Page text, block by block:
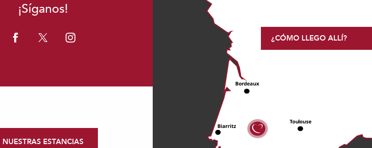
¡Síganos!
NUESTRAS ESTANCIAS
¿CÓMO LLEGO ALLÍ?